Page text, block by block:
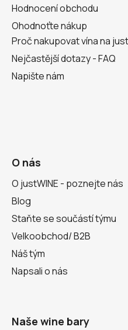
Hodnocení obchodu
Ohodnoťte nákup
Proč nakupovat vína na
Nejčastější dotazy - FAQ
Napište nám
O nás
O justWINE - poznejte nás
Blog
Staňte se součástí týmu
Velkoobchod/ B2B
Náš tým
Napsali o nás
Naše wine bary